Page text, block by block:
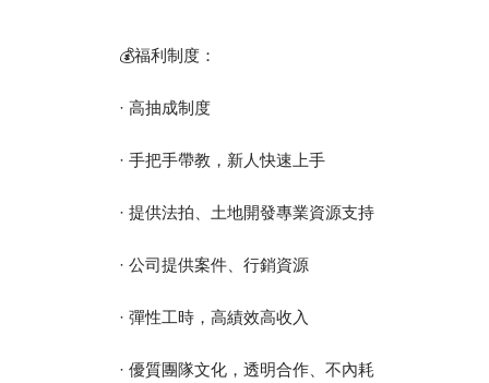
💰福利制度：
· 高抽成制度
· 手把手帶教，新人快速上手
· 提供法拍、土地開發專業資源支持
· 公司提供案件、行銷資源
· 彈性工時，高績效高收入
· 優質團隊文化，透明合作、不內耗